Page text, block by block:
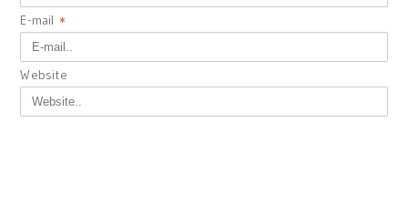
E-mail *
Website